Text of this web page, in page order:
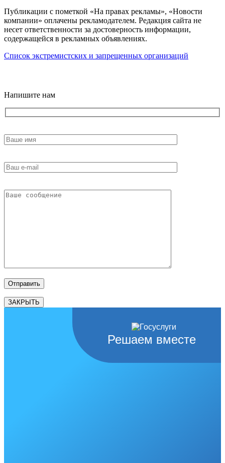
Публикации с пометкой «На правах рекламы», «Новости
компании» оплачены рекламодателем. Редакция сайта не
несет ответственности за достоверность информации,
содержащейся в рекламных объявлениях.
Список экстремистских и запрещенных организаций
Напишите нам
ЗАКРЫТЬ
Решаем вместе